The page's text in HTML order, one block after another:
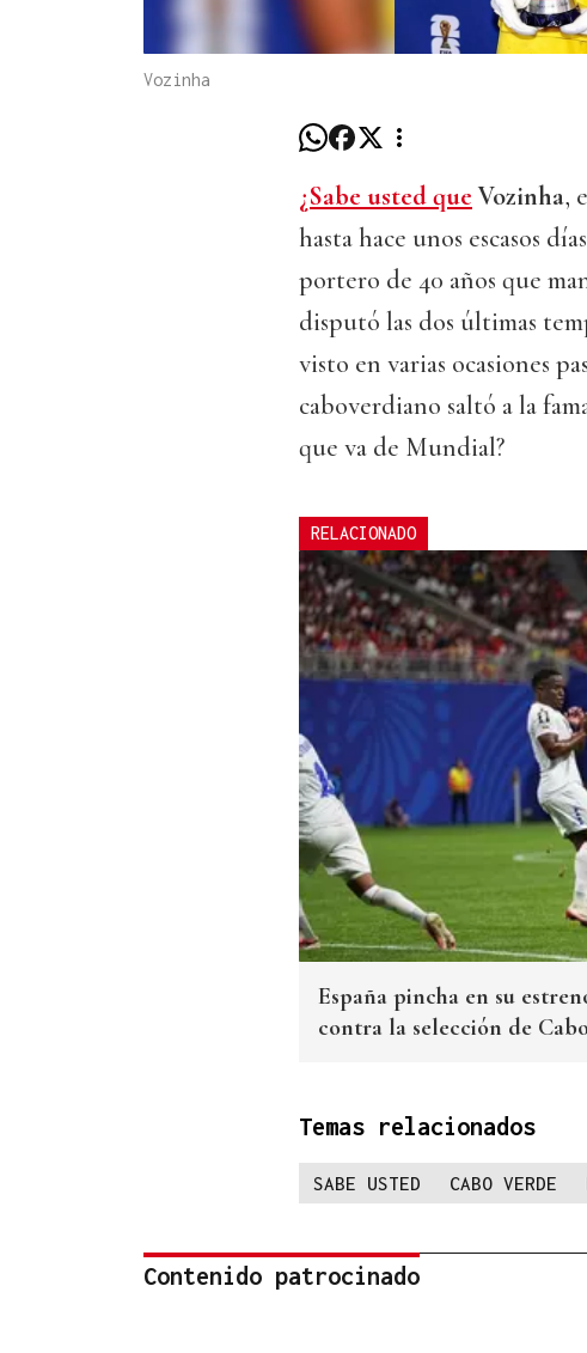
Vozinha
¿Sabe usted que Vozinha,
hasta hace unos escasos
portero de 40 años que
disputó las dos últimas
visto en varias ocasiones
caboverdiano saltó a la
que va de Mundial?
RELACIONADO
España pincha en su
contra la selección de
Temas relacionados
SABE USTED CABO VERDE
Contenido patrocinado